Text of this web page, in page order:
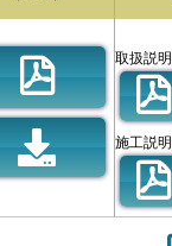
取扱説
施工説